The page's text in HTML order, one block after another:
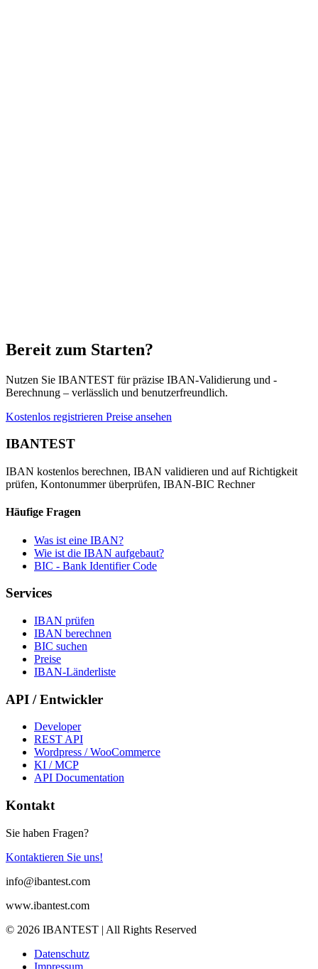
Bereit zum Starten?
Nutzen Sie IBANTEST für präzise IBAN-Validierung und -
Berechnung – verlässlich und benutzerfreundlich.
Kostenlos registrieren Preise ansehen
IBANTEST
IBAN kostenlos berechnen, IBAN validieren und auf Richtigkeit
prüfen, Kontonummer überprüfen, IBAN-BIC Rechner
Häufige Fragen
Was ist eine IBAN?
Wie ist die IBAN aufgebaut?
BIC - Bank Identifier Code
Services
IBAN prüfen
IBAN berechnen
BIC suchen
Preise
IBAN-Länderliste
API / Entwickler
Developer
REST API
Wordpress / WooCommerce
KI / MCP
API Documentation
Kontakt
Sie haben Fragen?
Kontaktieren Sie uns!
info@ibantest.com
www.ibantest.com
© 2026 IBANTEST | All Rights Reserved
Datenschutz
Impressum